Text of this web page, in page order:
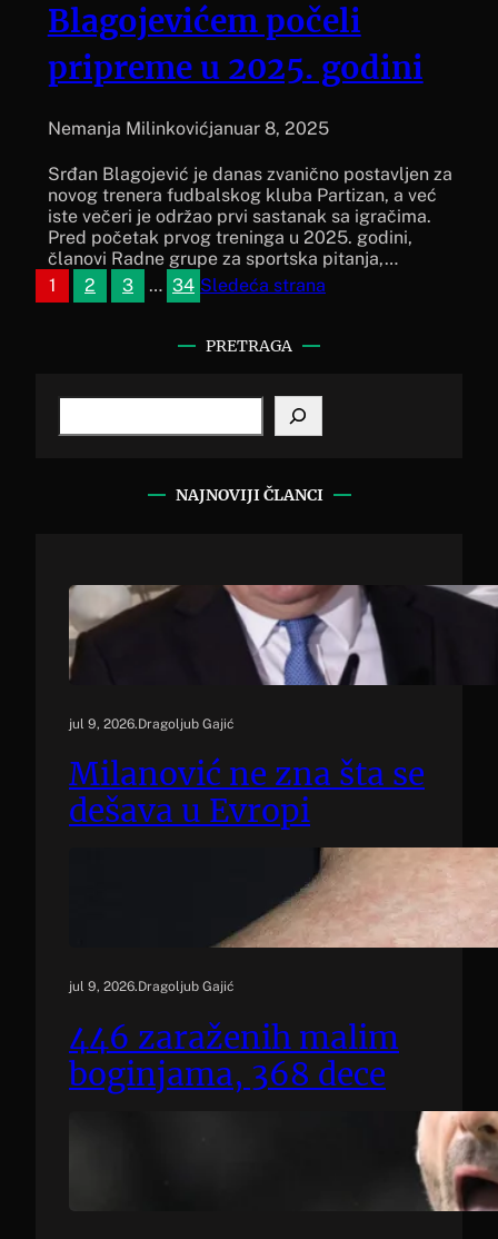
Blagojevićem počeli
pripreme u 2025. godini
Nemanja Milinkovićjanuar 8, 2025
Srđan Blagojević je danas zvanično postavljen za
novog trenera fudbalskog kluba Partizan, a već
iste večeri je održao prvi sastanak sa igračima.
Pred početak prvog treninga u 2025. godini,
članovi Radne grupe za sportska pitanja,…
1
2 3 … 34 Sledeća strana
PRETRAGA
S
NAJNOVIJI ČLANCI
jul 9, 2026.Dragoljub Gajić
Milanović ne zna šta se
dešava u Evropi
jul 9, 2026.Dragoljub Gajić
446 zaraženih malim
boginjama, 368 dece